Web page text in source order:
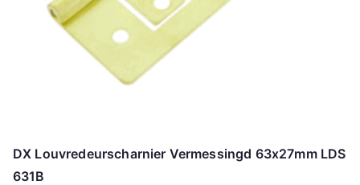
DX Louvredeurscharnier Vermessingd 63x27mm LDS
631B